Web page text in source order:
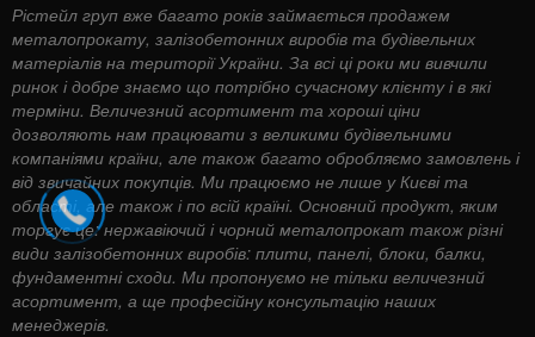
Рістейл груп вже багато років займається продажем
металопрокату, залізобетонних виробів та будівельних
матеріалів на території України. За всі ці роки ми вивчили
ринок і добре знаємо що потрібно сучасному клієнту і в які
терміни. Величезний асортимент та хороші ціни
дозволяють нам працювати з великими будівельними
компаніями країни, але також багато обробляємо замовлень і
від звичайних покупців. Ми працюємо не лише у Києві та
області, але також і по всій країні. Основний продукт, яким
торгує це: нержавіючий і чорний металопрокат також різні
види залізобетонних виробів: плити, панелі, блоки, балки,
фундаментні сходи. Ми пропонуємо не тільки величезний
асортимент, а ще професійну консультацію наших
менеджерів.